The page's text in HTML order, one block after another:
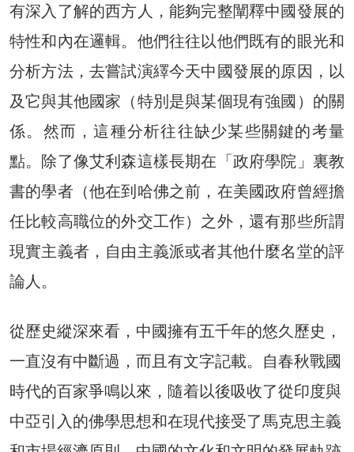
有深入了解的西方人，能夠完整闡釋中國發展的
特性和內在邏輯。他們往往以他們既有的眼光和
分析方法，去嘗試演繹今天中國發展的原因，以
及它與其他國家（特別是與某個現有強國）的關
係。然而，這種分析往往缺少某些關鍵的考量
點。除了像艾利森這樣長期在「政府學院」裏教
書的學者（他在到哈佛之前，在美國政府曾經擔
任比較高職位的外交工作）之外，還有那些所謂
現實主義者，自由主義派或者其他什麼名堂的評
論人。
從歷史縱深來看，中國擁有五千年的悠久歷史，
一直沒有中斷過，而且有文字記載。自春秋戰國
時代的百家爭鳴以來，隨着以後吸收了從印度與
中亞引入的佛學思想和在現代接受了馬克思主義